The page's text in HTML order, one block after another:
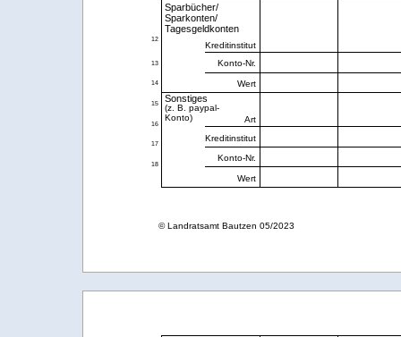
© Landratsamt Bautzen 05/2023
Kreditinstitut
Art
Sparbücher/
Sparkonten/
Tagesgeldkonten
Sonstiges
12
Konto-Nr.
Wert
Wert
Konto-Nr.
Kreditinstitut
13
14
15
16
17
18
(z. B. paypal-
Konto)